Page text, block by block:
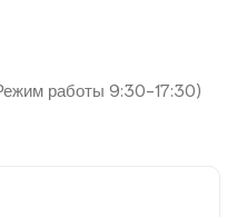
работы 9:30-17:30)